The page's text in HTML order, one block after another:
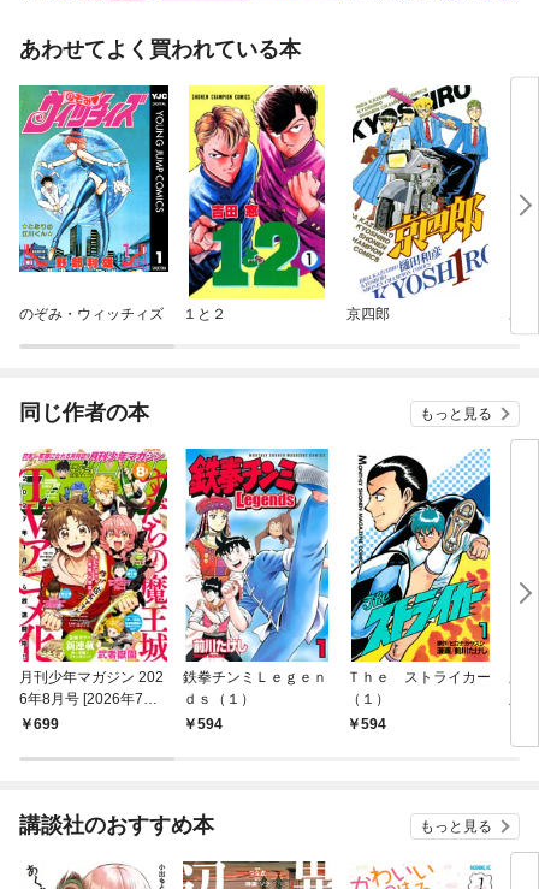
あわせてよく買われている本
のぞみ・ウィッチィズ １と２ 京四郎 あ
同じ作者の本 もっと見る
月刊少年マガジン 202
6年8月号 [2026年7月6
日発売]
699
鉄拳チンミＬｅｇｅｎ
ｄｓ（１）
594
Ｔｈｅ ストライカー
（１）
594
新
版
講談社のおすすめ本 もっと見る